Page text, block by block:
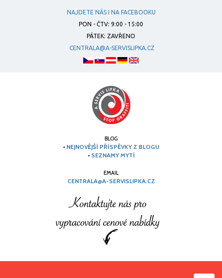
NAJDETE NÁS I NA FACEBOOKU
PON - ČTV: 9:00 - 15:00
PÁTEK: ZAVŘENO
CENTRALA@A-SERVISLIPKA.CZ
BLOG
• NEJNOVĚJŠÍ PŘÍSPĚVKY Z BLOGU
• SEZNAMY MYTÍ
EMAIL
CENTRALA@A-SERVISLIPKA.CZ